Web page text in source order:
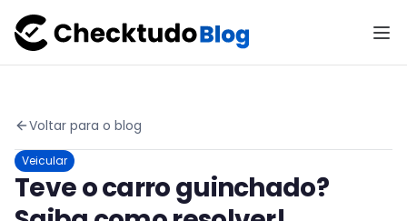
Voltar para o blog
Veicular
Teve o carro guinchado?